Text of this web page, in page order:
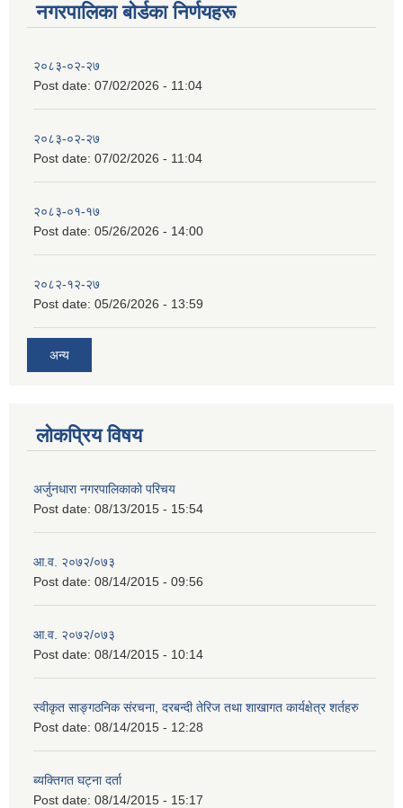
नगरपालिका बाेर्डका निर्णयहरू
२०८३-०२-२७
Post date: 07/02/2026 - 11:04
२०८३-०२-२७
Post date: 07/02/2026 - 11:04
२०८३-०१-१७
Post date: 05/26/2026 - 14:00
२०८२-१२-२७
Post date: 05/26/2026 - 13:59
अन्य
लोकप्रिय विषय
अर्जुनधारा नगरपालिकाको परिचय
Post date: 08/13/2015 - 15:54
आ.व. २०७२/०७३
Post date: 08/14/2015 - 09:56
आ.व. २०७२/०७३
Post date: 08/14/2015 - 10:14
स्वीकृत साङ्गठनिक संरचना, दरबन्दी तेरिज तथा शाखागत कार्यक्षेत्र शर्तहरु
Post date: 08/14/2015 - 12:28
ब्यक्तिगत घट्ना दर्ता
Post date: 08/14/2015 - 15:17